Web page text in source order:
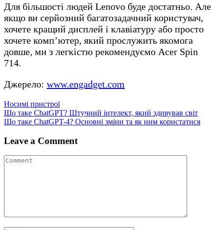
Для більшості людей Lenovo буде достатньо. Але
якщо ви серйозний багатозадачний користувач,
хочете кращий дисплей і клавіатуру або просто
хочете комп’ютер, який прослужить якомога
довше, ми з легкістю рекомендуємо Acer Spin
714.
Джерело: www.engadget.com
Носимі пристрої
Навігація
записів
Що таке ChatGPT? Штучний інтелект, який здивував світ
Що таке ChatGPT-4? Основні зміни та як ним користатися
Leave a Comment